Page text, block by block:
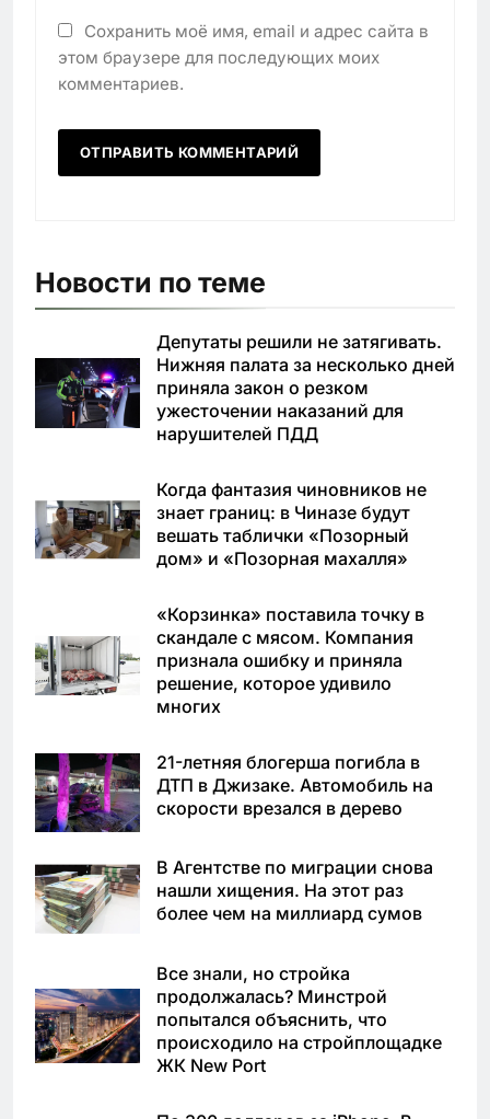
Сохранить моё имя, email и адрес сайта в
этом браузере для последующих моих
комментариев.
Новости по теме
Депутаты решили не затягивать.
Нижняя палата за несколько дней
приняла закон о резком
ужесточении наказаний для
нарушителей ПДД
Когда фантазия чиновников не
знает границ: в Чиназе будут
вешать таблички «Позорный
дом» и «Позорная махалля»
«Корзинка» поставила точку в
скандале с мясом. Компания
признала ошибку и приняла
решение, которое удивило
многих
21-летняя блогерша погибла в
ДТП в Джизаке. Автомобиль на
скорости врезался в дерево
В Агентстве по миграции снова
нашли хищения. На этот раз
более чем на миллиард сумов
Все знали, но стройка
продолжалась? Минстрой
попытался объяснить, что
происходило на стройплощадке
ЖК New Port